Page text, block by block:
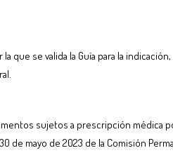
que se valida la Guía para la
sujetos a prescripción
de mayo de 2023 de la Comisión